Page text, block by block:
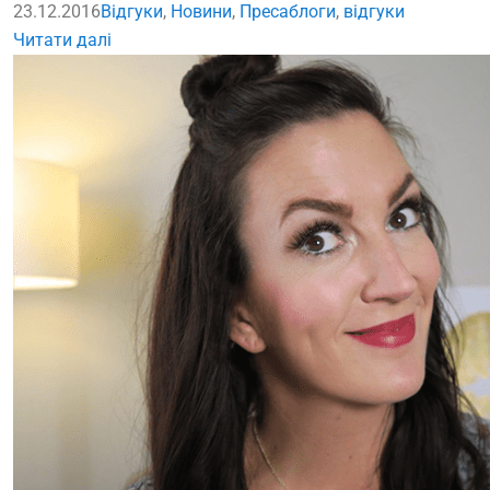
23.12.2016Відгуки, Новини, Пресаблоги, відгуки
Читати далі